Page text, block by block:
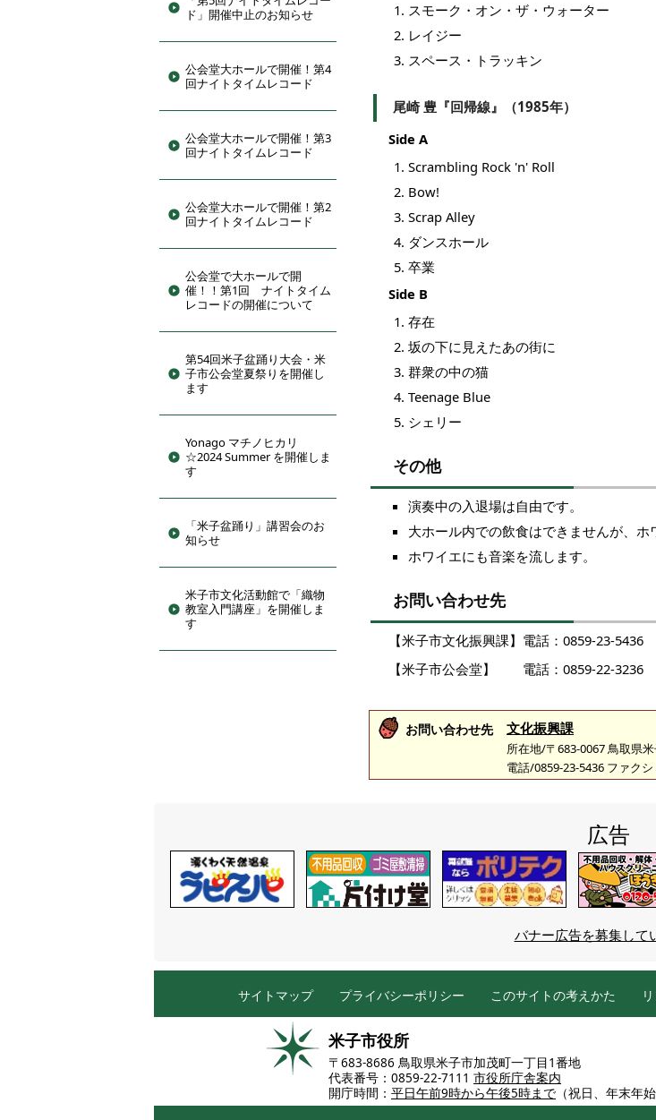
ド」開催中止のお知らせ
公会堂大ホールで開催！第4
回ナイトタイムレコード
公会堂大ホールで開催！第3
回ナイトタイムレコード
公会堂大ホールで開催！第2
回ナイトタイムレコード
公会堂で大ホールで開
催！！第1回 ナイトタイム
レコードの開催について
第54回米子盆踊り大会・米
子市公会堂夏祭りを開催し
ます
Yonago マチノヒカリ
☆2024 Summer を開催しま
す
「米子盆踊り」講習会のお
知らせ
米子市文化活動館で「織物
教室入門講座」を開催しま
す
スモーク・オン・ザ・ウォーター
レイジー
スペース・トラッキン
尾崎 豊『回帰線』（1985年）
Side A
Scrambling Rock 'n' Roll
Bow!
Scrap Alley
ダンスホール
卒業
Side B
存在
坂の下に見えたあの街に
群衆の中の猫
Teenage Blue
シェリー
その他
演奏中の入退場は自由です。
大ホール内での飲食はできませんが、ホ
ホワイエにも音楽を流します。
お問い合わせ先
【米子市文化振興課】電話：0859-23-5436
【米子市公会堂】 電話：0859-22-3236
お問い合わせ先 文化振興課
所在地/〒683-0067 鳥取県
電話/0859-23-5436 ファク
広告
バナー広告を募集して
サイトマップ プライバシーポリシー このサイトの考えかた
米子市役所
〒683-8686 鳥取県米子市加茂町一丁目1番地
代表番号：0859-22-7111 市役所庁舎案内
開庁時間： 平日午前9時から午後5時まで （祝日、年末年